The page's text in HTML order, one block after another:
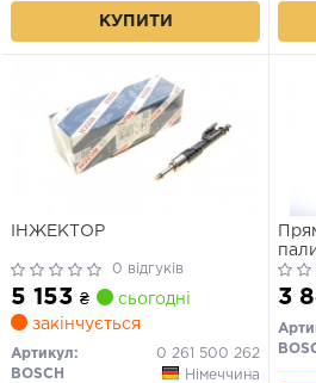
КУПИТИ
ІНЖЕКТОР
0 відгуків
5 153 ₴
сьогодні
закінчується
Артикул:
0 261 500 262
BOSCH
Німеччина
1
3